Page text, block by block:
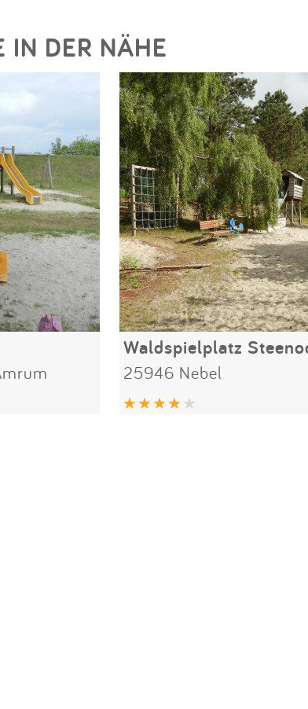
IN DER NÄHE
Waldspielplatz
25946 Nebel